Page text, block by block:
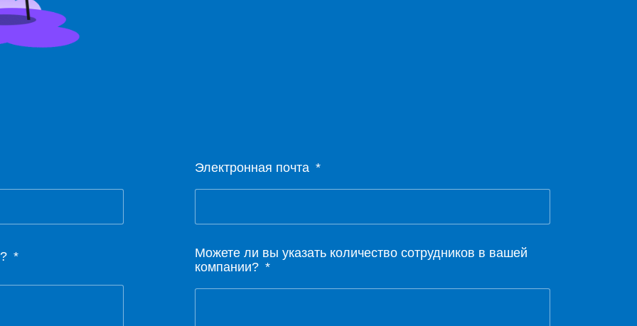
Электронная почта
Можете ли вы указать количество сотрудников в вашей
компании?